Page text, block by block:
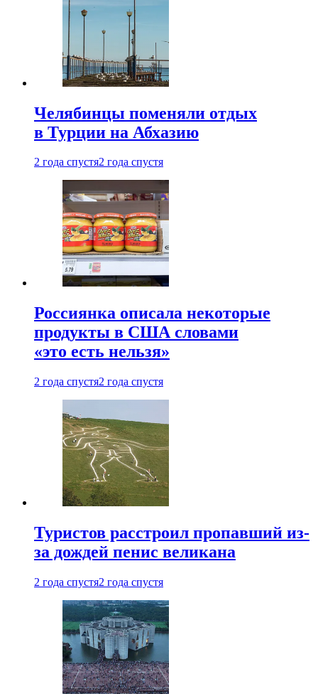
Челябинцы поменяли отдых
в Турции на Абхазию
2 года спустя2 года спустя
Россиянка описала некоторые
продукты в США словами
«это есть нельзя»
2 года спустя2 года спустя
Туристов расстроил пропавший из-
за дождей пенис великана
2 года спустя2 года спустя